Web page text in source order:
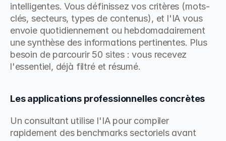
intelligentes. Vous définissez vos critères (mots-
clés, secteurs, types de contenus), et l'IA vous
envoie quotidiennement ou hebdomadairement
une synthèse des informations pertinentes. Plus
besoin de parcourir 50 sites : vous recevez
l'essentiel, déjà filtré et résumé.
Les applications professionnelles concrètes
Un consultant utilise l'IA pour compiler
rapidement des benchmarks sectoriels avant